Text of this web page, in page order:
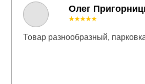
Олег
★★★★★
Товар разнообразный,